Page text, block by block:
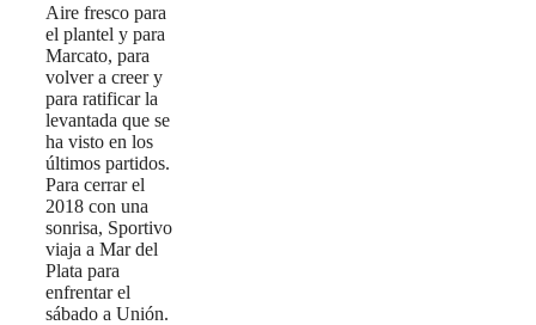
Aire fresco para
el plantel y para
Marcato, para
volver a creer y
para ratificar la
levantada que se
ha visto en los
últimos partidos.
Para cerrar el
2018 con una
sonrisa, Sportivo
viaja a Mar del
Plata para
enfrentar el
sábado a Unión.